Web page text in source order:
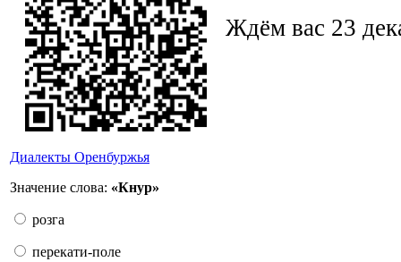
Диалекты Оренбуржья
Значение слова: «Кнур»
розга
перекати-поле
Ждём вас 23